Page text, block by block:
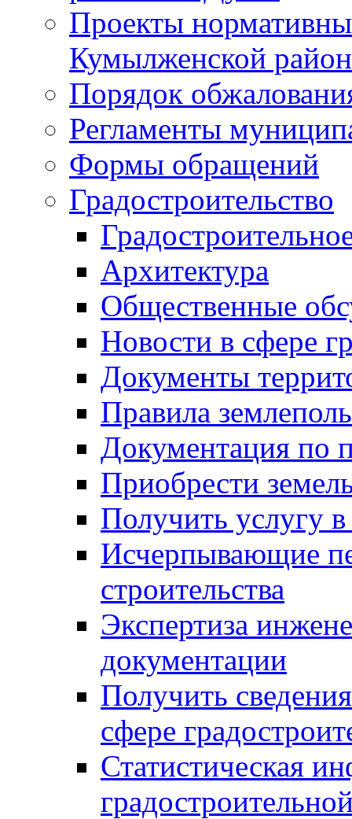
Проекты
Кумылженской
Порядок
Регламенты
Формы обращений
Градостроительство
Архитектура
Общественные
Новости в сфере
Документы
Правила
Документация по
Приобрести
Получить услугу в
Исчерпывающие
строительства
Экспертиза
документации
Получить
сфере
Статистическая